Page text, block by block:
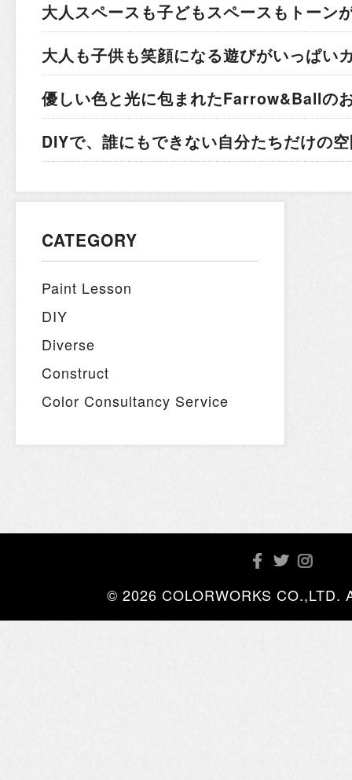
大人スペースも子どもスペースも トーン
大人も子供も笑顔になる遊びがいっぱい
優しい色と光に包まれたFarrow&Ballの
DIYで、誰にもできない自分たちだけの
CATEGORY
Paint Lesson
DIY
Diverse
Construct
Color Consultancy Service
© 2026 COLORWORKS CO.,LTD.